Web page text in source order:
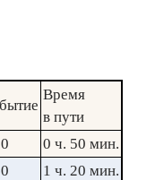
Время
в пути
0 ч. 50 мин.
1 ч. 20 мин.